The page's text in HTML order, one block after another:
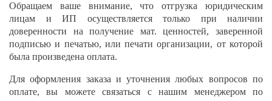
Обращаем ваше внимание, что отгрузка юридическим
лицам и ИП осуществляется только при наличии
доверенности на получение мат. ценностей, заверенной
подписью и печатью, или печати организации, от которой
была произведена оплата.
Для оформления заказа и уточнения любых вопросов по
оплате, вы можете связаться с нашим менеджером по